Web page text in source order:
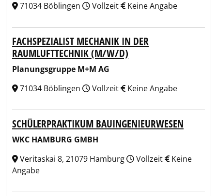
71034 Böblingen
Vollzeit Keine Angabe
FACHSPEZIALIST MECHANIK IN DER
RAUMLUFTTECHNIK (M/W/D)
Planungsgruppe M+M AG
71034 Böblingen
Vollzeit Keine Angabe
SCHÜLERPRAKTIKUM BAUINGENIEURWESEN
WKC HAMBURG GMBH
Veritaskai 8, 21079 Hamburg
Vollzeit
Keine
Angabe